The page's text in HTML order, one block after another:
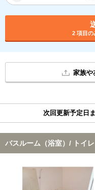
2 項目の
家族や
次回更新予定日
バスルーム（浴室）/ トイレ